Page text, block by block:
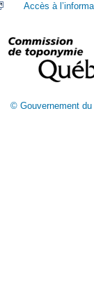
Accès à
© Gouvernement du